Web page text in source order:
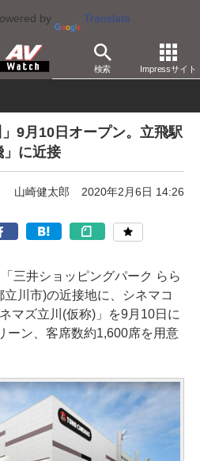
by Translate
検索 Impressサイト
ビス 映画 映画館・シネコン
」9月10日オープン。立飛駅
」に近接
山崎健太郎 2020年2月6日 14:26
三井ショッピングパーク らら
川市)の近接地に、シネマコ
マズ立川(仮称)」を9月10日に
ーン、客席数約1,600席を用意